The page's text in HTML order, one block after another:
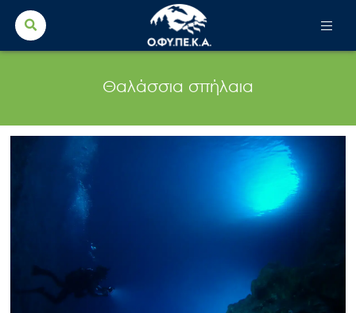
Search
for:
Θαλάσσια σπήλαια